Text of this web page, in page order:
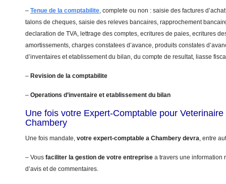
– Tenue de la comptabilite, complete ou non : saisie des factures
talons de cheques, saisie des releves bancaires, rapprochement
declaration de TVA, lettrage des comptes, ecritures de paies, ecritures
amortissements, charges constatees d’avance, produits constates
d’inventaires et etablissement du bilan, du compte de resultat, liasse
– Revision de la comptabilite
– Operations d’inventaire et etablissement du bilan
Une fois votre Expert-Comptable pour
Chambery
Une fois mandate, votre expert-comptable a Chambery devra, entre
– Vous faciliter la gestion de votre entreprise a travers une information
d’avis et de commentaires.